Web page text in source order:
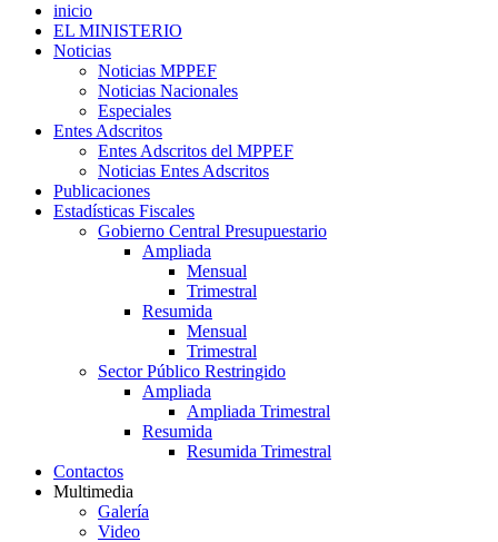
inicio
EL MINISTERIO
Noticias
Noticias MPPEF
Noticias Nacionales
Especiales
Entes Adscritos
Entes Adscritos del MPPEF
Noticias Entes Adscritos
Publicaciones
Estadísticas Fiscales
Gobierno Central Presupuestario
Ampliada
Mensual
Trimestral
Resumida
Mensual
Trimestral
Sector Público Restringido
Ampliada
Ampliada Trimestral
Resumida
Resumida Trimestral
Contactos
Multimedia
Galería
Video